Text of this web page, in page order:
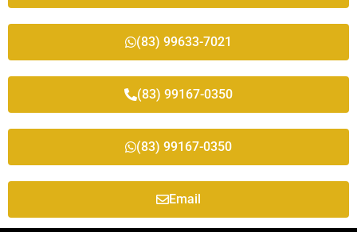
(83) 99633-7021
(83) 99167-0350
(83) 99167-0350
Email